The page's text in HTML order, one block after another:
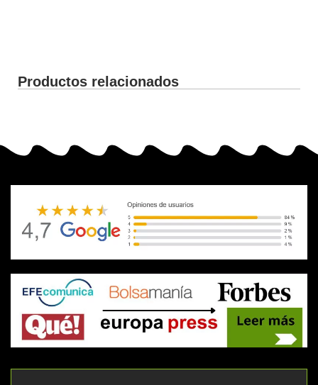
Productos relacionados